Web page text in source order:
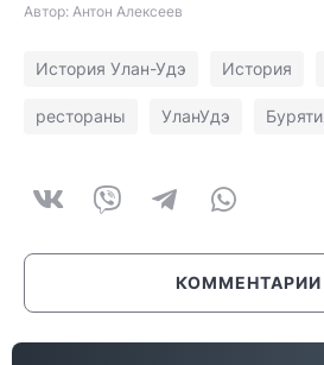
Автор: Антон Алексеев
История Улан-Удэ История
рестораны УланУдэ
КОММЕНТАРИИ